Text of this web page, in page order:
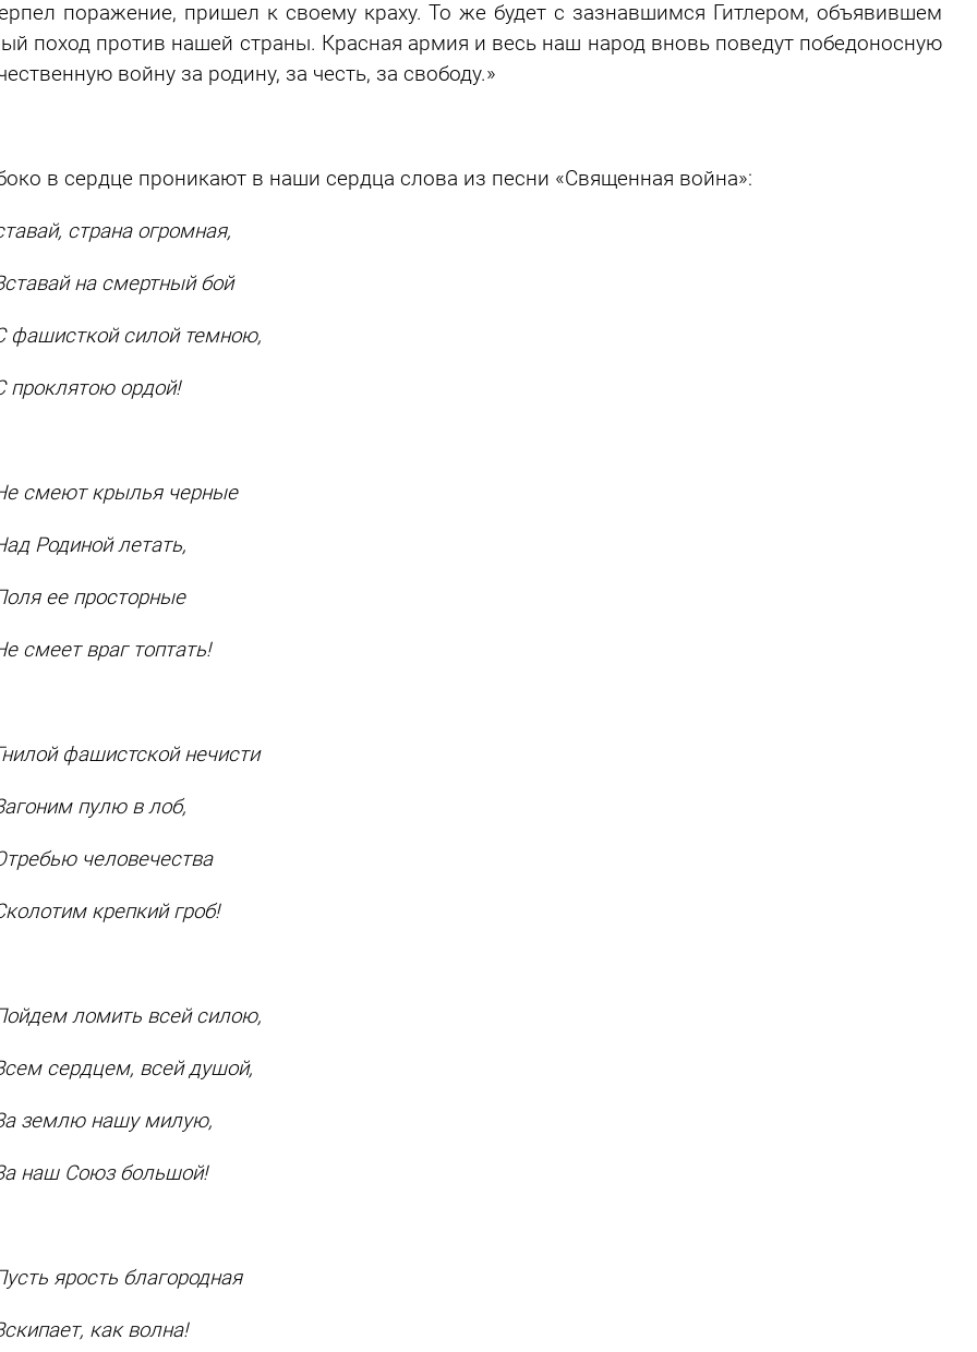
поражение, пришел к своему краху. То же будет с зазнавшимся Гитлером, объявившем
поход против нашей страны. Красная армия и весь наш народ вновь поведут победоносную
войну за родину, за честь, за свободу.»
в сердце проникают в наши сердца слова из песни «Священная война»:
страна огромная,
на смертный бой
силой темною,
ордой!
смеют крылья черные
Родиной летать,
ее просторные
смеет враг топтать!
фашистской нечисти
пулю в лоб,
человечества
крепкий гроб!
ломить всей силою,
сердцем, всей душой,
землю нашу милую,
наш Союз большой!
ярость благородная
как волна!